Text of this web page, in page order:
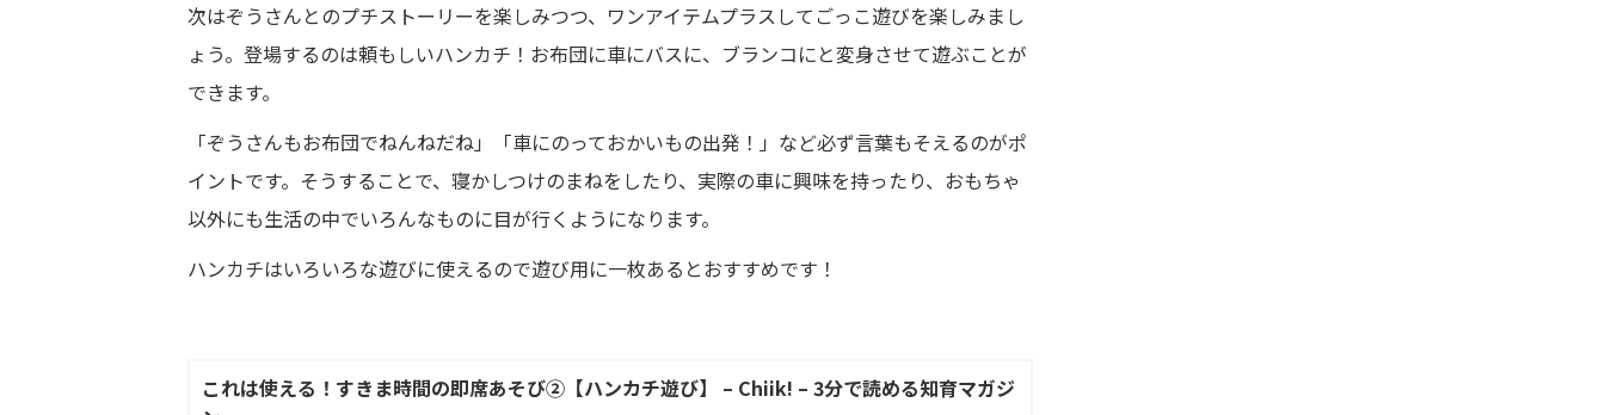
次はぞうさんとのプチストーリーを楽しみつつ、ワンアイテムプラスしてごっこ遊びを楽しみまし
ょう。登場するのは頼もしいハンカチ！お布団に車にバスに、ブランコにと変身させて遊ぶことが
できます。
「ぞうさんもお布団でねんねだね」「車にのっておかいもの出発！」など必ず言葉もそえるのがポ
イントです。そうすることで、寝かしつけのまねをしたり、実際の車に興味を持ったり、おもちゃ
以外にも生活の中でいろんなものに目が行くようになります。
ハンカチはいろいろな遊びに使えるので遊び用に一枚あるとおすすめです！
これは使える！すきま時間の即席あそび②【ハンカチ遊び】 – Chiik! – 3分で読める知育マガジ